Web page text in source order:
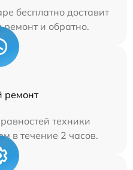
бесплатно доставит
ремонт и обратно.
ремонт
техники
в течение 2 часов.